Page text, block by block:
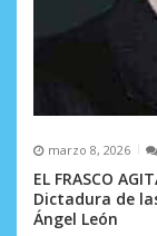
marzo 8, 2026
EL FRASCO
Dictadura de
Ángel León